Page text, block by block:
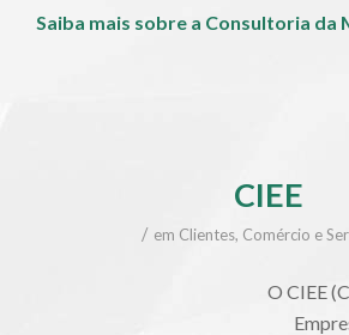
Saiba mais sobre a Consultoria da
CIEE
/ em Clientes, Comércio e
O CIEE